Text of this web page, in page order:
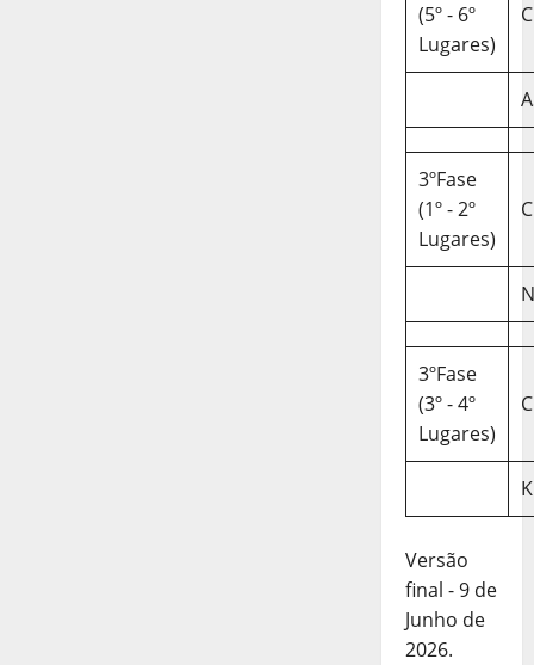
(5º - 6º
Lugares)
3ºFase
(1º - 2º
Lugares)
3ºFase
(3º - 4º
Lugares)
Versão
final - 9 de
Junho de
2026.